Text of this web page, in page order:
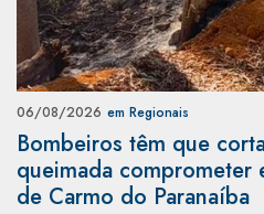
06/08/2026 em Regionais
Bombeiros têm que
queimada comprometer
de Carmo do Paranaíba